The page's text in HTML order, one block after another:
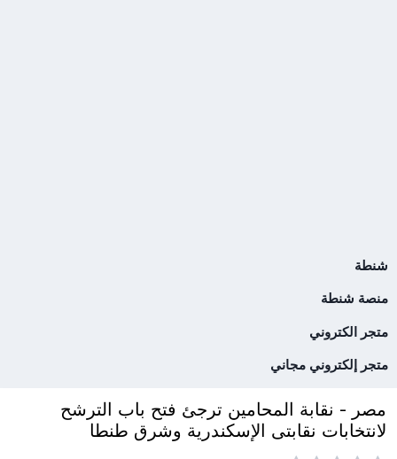
شنطة
منصة شنطة
متجر الكتروني
متجر إلكتروني مجاني
مصر - نقابة المحامين ترجئ فتح باب الترشح
لانتخابات نقابتى الإسكندرية وشرق طنطا